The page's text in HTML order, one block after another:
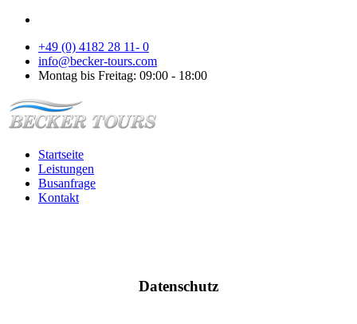
+49 (0) 4182 28 11- 0
info@becker-tours.com
Montag bis Freitag: 09:00 - 18:00
Startseite
Leistungen
Busanfrage
Kontakt
Datenschutz